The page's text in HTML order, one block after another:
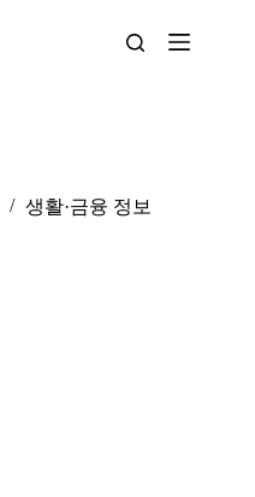
생활·금융 정보